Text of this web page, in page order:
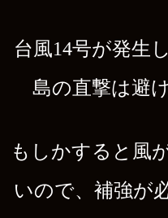
台風14号が発生
島の直撃は避
もしかすると風
いので、補強が